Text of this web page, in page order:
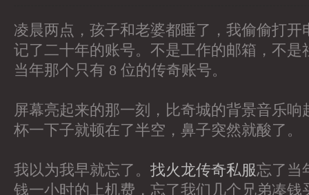
凌晨两点，孩子和老婆都睡了，我偷偷打开
记了二十年的账号。不是工作的邮箱，不是
当年那个只有 8 位的传奇账号。
屏幕亮起来的那一刻，比奇城的背景音乐响
杯一下子就顿在了半空，鼻子突然就酸了。
我以为我早就忘了。 找火龙传奇私服忘了当
钱一小时的上机费，忘了我们几个兄弟凑钱